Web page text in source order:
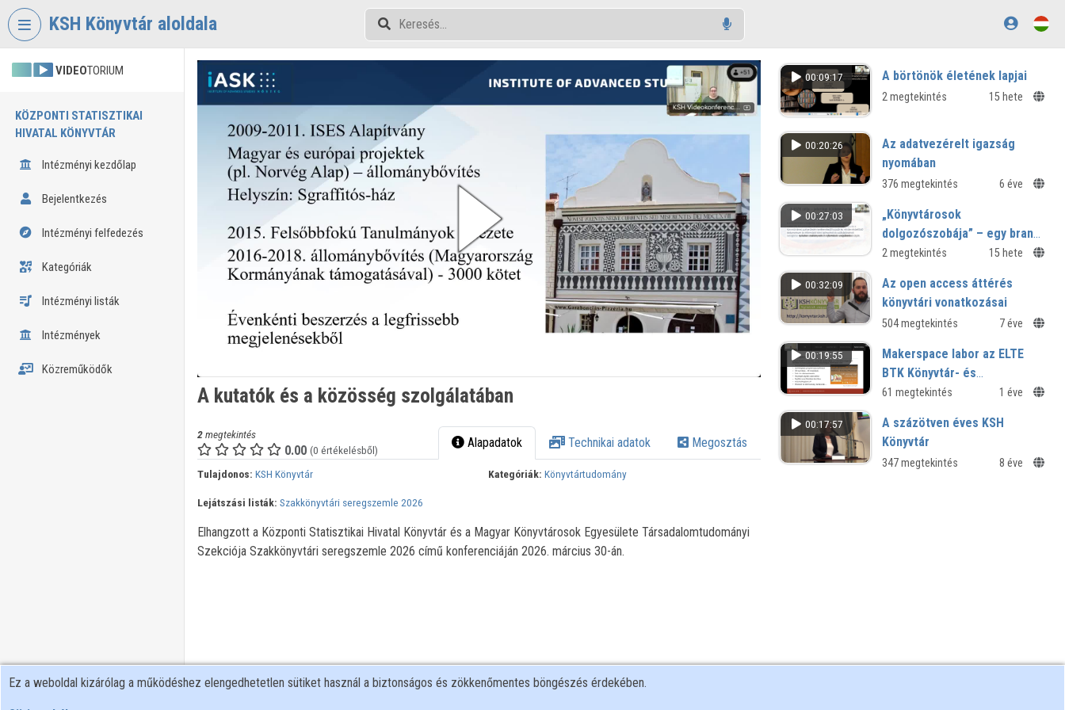
Fejléc kihagyása
KSH Könyvtár aloldala
VIDEOTORIUM
KÖZPONTI STATISZTIKAI
HIVATAL KÖNYVTÁR
Intézményi kezdőlap
Bejelentkezés
Intézményi felfedezés
Kategóriák
Intézményi listák
Intézmények
Közreműködők
A kutatók és a közösség szolgálatában
2megtekintés
0.00 (0 értékelésből) Alapadatok Technikai adatok Megosztás
Tulajdonos: KSH Könyvtár Kategóriák: Könyvtártudomány
Lejátszási listák: Szakkönyvtári seregszemle 2026
Elhangzott a Központi Statisztikai Hivatal Könyvtár és a Magyar Könyvtárosok Egyesülete Társadalomtudományi
Szekciója Szakkönyvtári seregszemle 2026 című konferenciáján 2026. március 30-án.
00:09:17 A börtönök életének lapjai
2 megtekintés 15 hete
00:20:26
Az adatvezérelt igazság
nyomában
376 megtekintés 6 éve
00:27:03
„Könyvtárosok
dolgozószobája” – egy brand
születése
2 megtekintés 15 hete
00:32:09
Az open access áttérés
könyvtári vonatkozásai
504 megtekintés 7 éve
00:19:55
Makerspace labor az ELTE
BTK Könyvtár- és
Információtudományi
61 megtekintés 1 éve
00:17:57
A százötven éves KSH
Könyvtár
347 megtekintés 8 éve
Ez a weboldal kizárólag a működéshez elengedhetetlen sütiket használ a biztonságos és zökkenőmentes böngészés érdekében.